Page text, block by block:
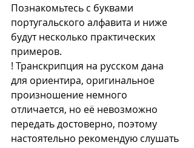
Познакомьтесь с буквами
португальского алфавита и ниже
будут несколько практических
примеров.
! Транскрипция на русском дана
для ориентира, оригинальное
произношение немного
отличается, но её невозможно
передать достоверно, поэтому
настоятельно рекомендую слушать